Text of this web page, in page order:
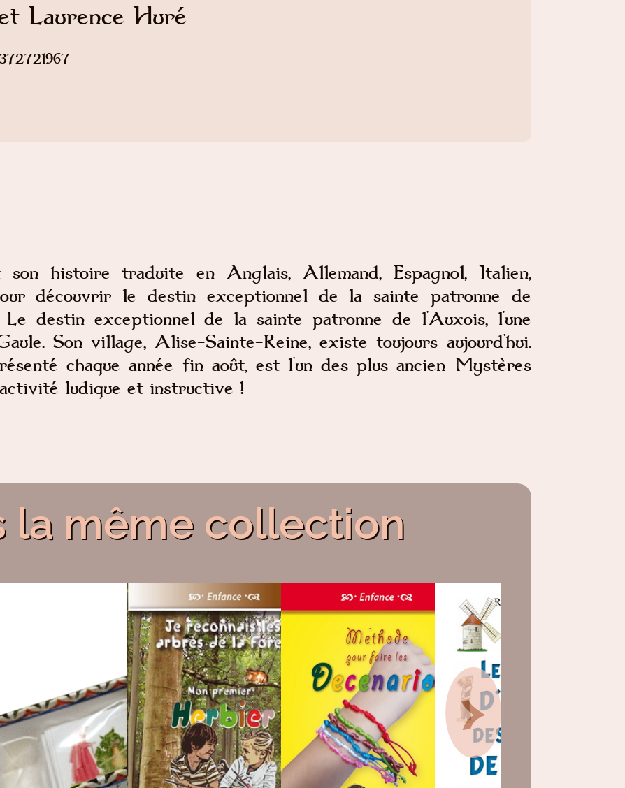
Laurence Huré
histoire traduite en Anglais, Allemand, Espagnol, Italien,
découvrir le destin exceptionnel de la sainte patronne de
Le destin exceptionnel de la sainte patronne de l'Auxois, l'une
Son village, Alise-Sainte-Reine, existe toujours aujourd'hui.
chaque année fin août, est l'un des plus ancien Mystères
ludique et instructive !
la même collection
>